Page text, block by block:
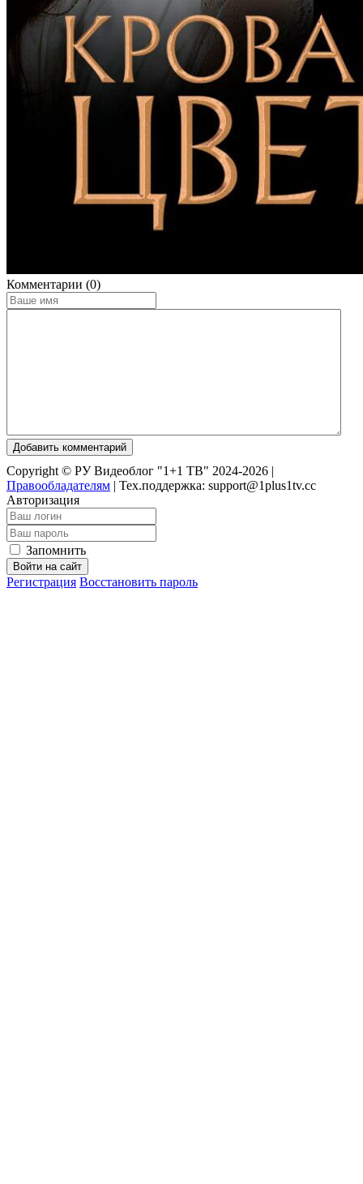
Комментарии (0)
Добавить комментарий
Copyright © РУ Видеоблог "1+1 ТВ" 2024-2026 |
Правообладателям | Тех.поддержка: support@1plus1tv.cc
Авторизация
Запомнить
Войти на сайт
Регистрация Восстановить пароль